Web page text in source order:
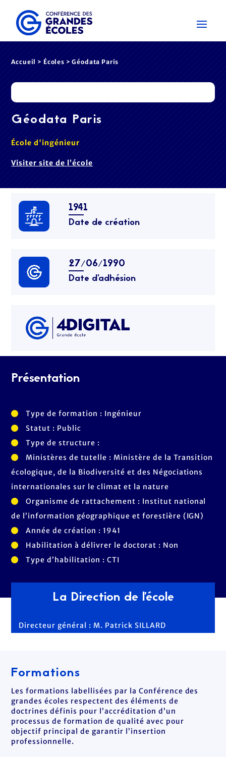
Accueil > Écoles > Géodata Paris
Géodata Paris
École d'ingénieur
Visiter site de l’école
1941
Date de création
27/06/1990
Date d’adhésion
Présentation
Type de formation : Ingénieur
Statut : Public
Type de structure :
Ministères de tutelle : Ministère de la Transition
écologique, de la Biodiversité et des Négociations
internationales sur le climat et la nature
Organisme de rattachement : Institut national
de l’information géographique et forestière (IGN)
Année de création : 1941
Habilitation à délivrer le doctorat : Non
Type d’habilitation : CTI
La Direction de l'école
Directeur général : M. Patrick SILLARD
Formations
Les formations labellisées par la Conférence des
grandes écoles respectent des éléments de
doctrines définis pour l’accréditation d’un
processus de formation de qualité avec pour
objectif principal de garantir l’insertion
professionnelle.